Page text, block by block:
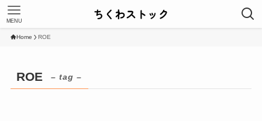
MENU
Home ROE
ROE – tag –